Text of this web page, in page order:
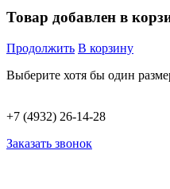
Товар добавлен в
Продолжить В корзину
Выберите хотя бы один
+7 (4932) 26-14-28
Заказать звонок